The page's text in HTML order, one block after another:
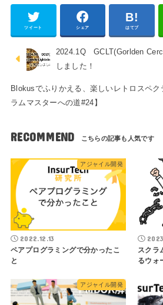
ツイート シェア はてブ
2024.1Q GCLT(Gorlden
しました！
Blokusでふりかえる、楽しいレトロスペク
ラムマスターへの道#24】
RECOMMEND
アジャイル開発
2022.12.13
ペアプログラミングで分かったこ
と
スクラ
るウォ
アジャイル開発